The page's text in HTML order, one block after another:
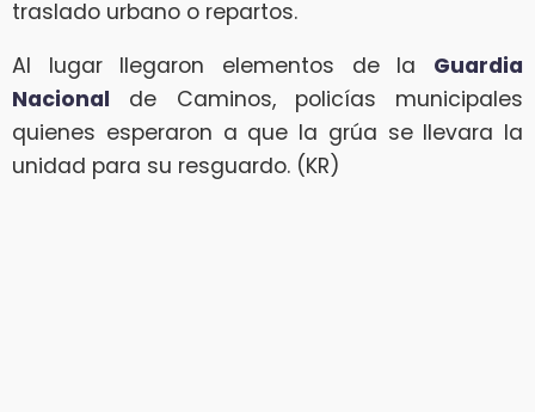
traslado urbano o repartos.
Al lugar llegaron elementos de la Guardia
Nacional de Caminos, policías municipales
quienes esperaron a que la grúa se llevara la
unidad para su resguardo. (KR)